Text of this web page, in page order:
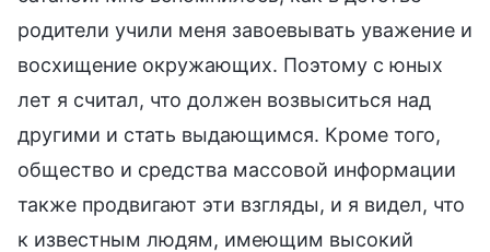
родители учили меня завоевывать уважение и
восхищение окружающих. Поэтому с юных
лет я считал, что должен возвыситься над
другими и стать выдающимся. Кроме того,
общество и средства массовой информации
также продвигают эти взгляды, и я видел, что
к известным людям, имеющим высокий